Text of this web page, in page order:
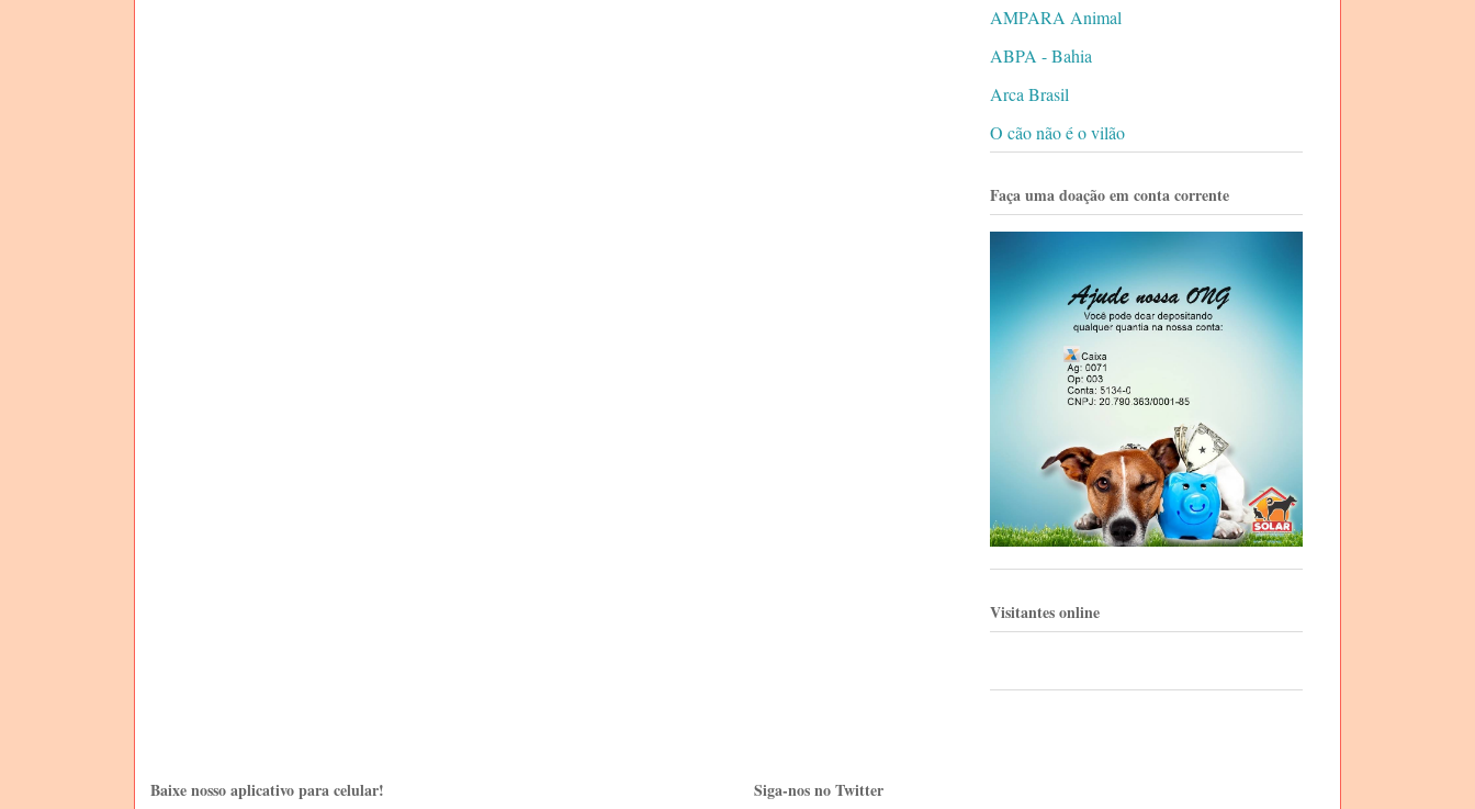
AMPARA Animal
ABPA - Bahia
Arca Brasil
O cão não é o vilão
Faça uma doação em conta corrente
Visitantes online
Baixe nosso aplicativo para celular! Siga-nos no Twitter